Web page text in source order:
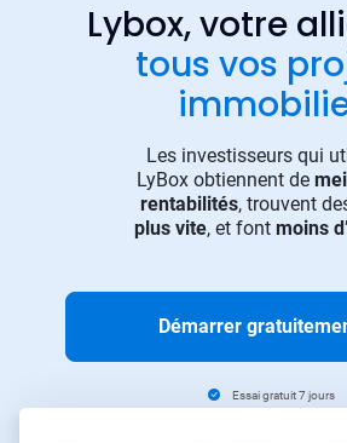
Lybox, votre
tous vos
Les investisseurs qui
LyBox obtiennent de
rentabilités, trouvent
plus vite, et font moins
Démarrer
Essai gratuit 7 jours